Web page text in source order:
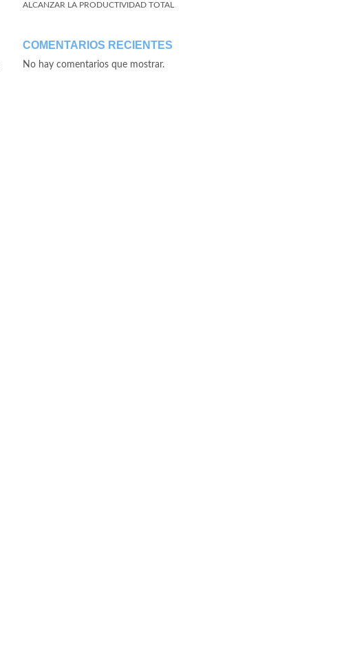
ALCANZAR LA PRODUCTIVIDAD TOTAL
COMENTARIOS RECIENTES
No hay comentarios que mostrar.